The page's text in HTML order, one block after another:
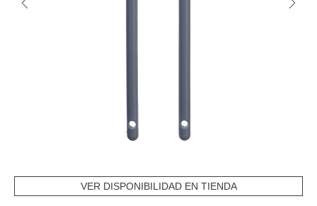
VER DISPONIBILIDAD EN TIENDA